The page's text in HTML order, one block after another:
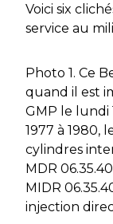
Voici six
service au
Photo 1. Ce
quand il est
GMP le lundi
1977 à 1980,
cylindres
MDR
MIDR
injection